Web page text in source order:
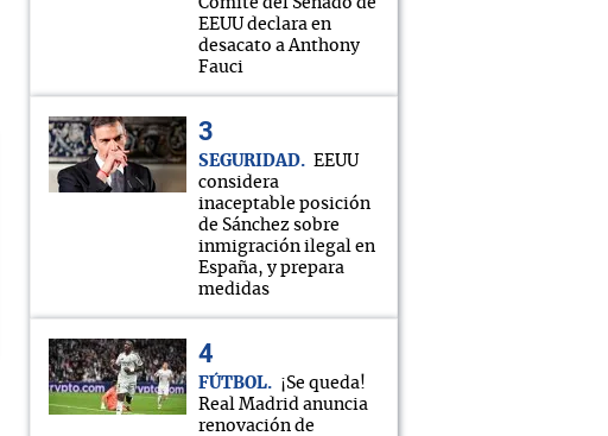
Comité del Senado de
EEUU declara en
desacato a Anthony
Fauci
SEGURIDAD
EEUU
considera
inaceptable posición
de Sánchez sobre
inmigración ilegal en
España, y prepara
medidas
FÚTBOL
¡Se queda!
Real Madrid anuncia
renovación de